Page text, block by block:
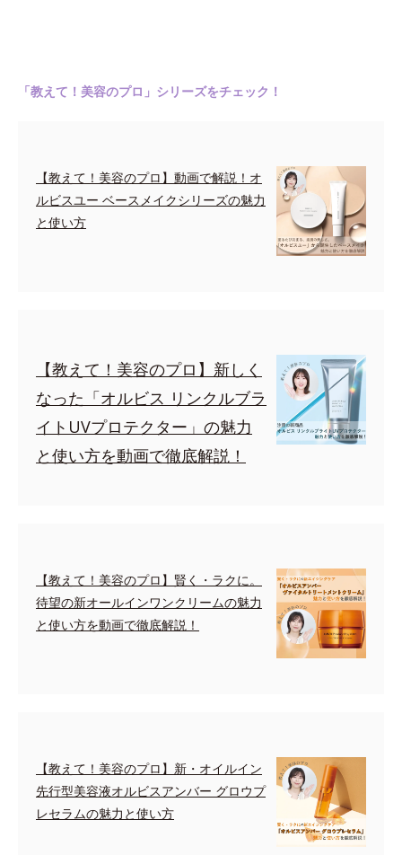
「教えて！美容のプロ」シリーズをチェック！
【教えて！美容のプロ】動画で解説！オ
ルビスユー ベースメイクシリーズの魅力
と使い方
【教えて！美容のプロ】新しく
なった「オルビス リンクルブラ
イトUVプロテクター」の魅力
と使い方を動画で徹底解説！
【教えて！美容のプロ】賢く・ラクに。
待望の新オールインワンクリームの魅力
と使い方を動画で徹底解説！
【教えて！美容のプロ】新・オイルイン
先行型美容液オルビスアンバー グロウプ
レセラムの魅力と使い方